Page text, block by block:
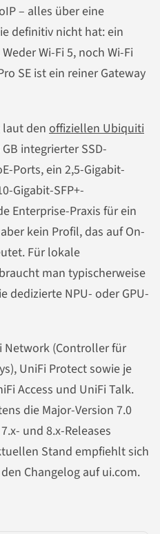
– alles über eine
definitiv nicht hat: ein
Wi-Fi 5, noch Wi-Fi
SE ist ein reiner Gateway
den offiziellen Ubiquiti
GB integrierter SSD-
Ports, ein 2,5-Gigabit-
Gigabit-SFP+-
Enterprise-Praxis für ein
kein Profil, das auf On-
Für lokale
man typischerweise
dedizierte NPU- oder GPU-
Network (Controller für
UniFi Protect sowie je
Access und UniFi Talk.
die Major-Version 7.0
und 8.x-Releases
Stand empfiehlt sich
Changelog auf ui.com.